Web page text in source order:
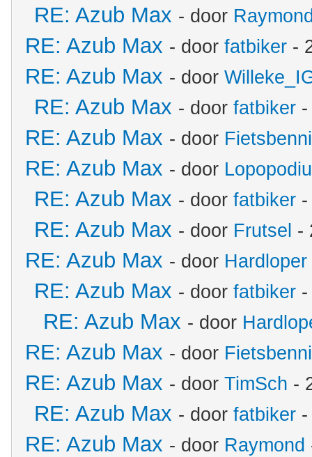
RE: Azub Max - door
RE: Azub Max - door fatbiker -
RE: Azub Max - door
RE: Azub Max - door fatbiker
RE: Azub Max - door
RE: Azub Max - door
RE: Azub Max - door fatbiker
RE: Azub Max - door Frutsel -
RE: Azub Max - door Hardloper
RE: Azub Max - door fatbiker
RE: Azub Max - door
RE: Azub Max - door
RE: Azub Max - door TimSch -
RE: Azub Max - door fatbiker
RE: Azub Max - door Raymond